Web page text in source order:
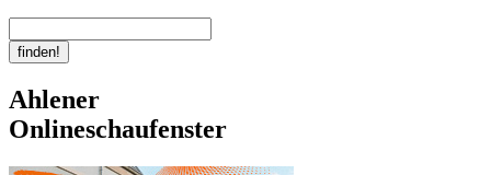
Ahlener
Onlineschaufenster